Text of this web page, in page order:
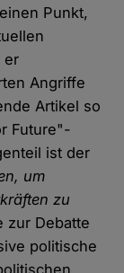
Punkt,
er
Angriffe
Artikel so
Future"-
ist der
um
zu
zur Debatte
politische